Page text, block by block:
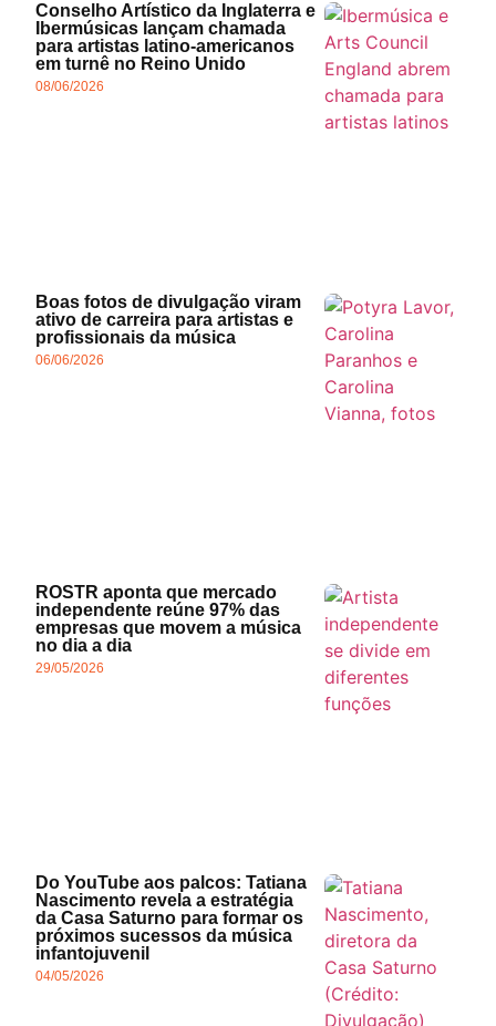
Conselho Artístico da Inglaterra e
Ibermúsicas lançam chamada
para artistas latino-americanos
em turnê no Reino Unido
08/06/2026
Boas fotos de divulgação viram
ativo de carreira para artistas e
profissionais da música
06/06/2026
ROSTR aponta que mercado
independente reúne 97% das
empresas que movem a música
no dia a dia
29/05/2026
Do YouTube aos palcos: Tatiana
Nascimento revela a estratégia
da Casa Saturno para formar os
próximos sucessos da música
infantojuvenil
04/05/2026